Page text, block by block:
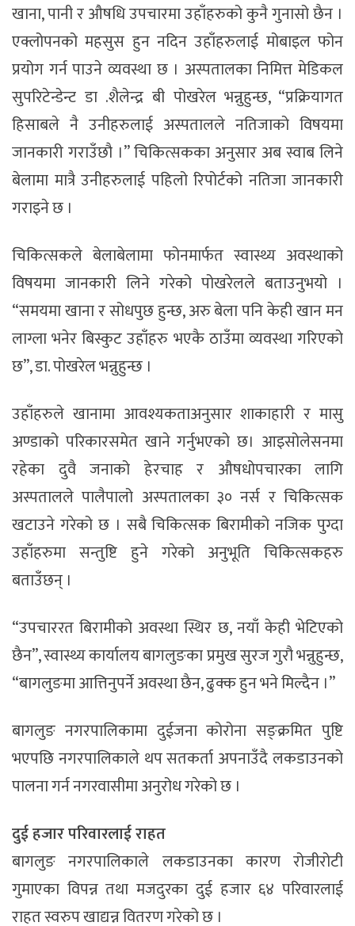
खाना, पानी र औषधि उपचारमा उहाँहरुको कुनै गुनासो छैन ।
एक्लोपनको महसुस हुन नदिन उहाँहरुलाई मोबाइल फोन
प्रयोग गर्न पाउने व्यवस्था छ । अस्पतालका निमित्त मेडिकल
सुपरिटेन्डेन्ट डा .शैलेन्द्र बी पोखरेल भन्नुहुन्छ, “प्रक्रियागत
हिसाबले नै उनीहरुलाई अस्पतालले नतिजाको विषयमा
जानकारी गराउँछौ ।” चिकित्सकका अनुसार अब स्वाब लिने
बेलामा मात्रै उनीहरुलाई पहिलो रिपोर्टको नतिजा जानकारी
गराइने छ ।
चिकित्सकले बेलाबेलामा फोनमार्फत स्वास्थ्य अवस्थाको
विषयमा जानकारी लिने गरेको पोखरेलले बताउनुभयो ।
“समयमा खाना र सोधपुछ हुन्छ, अरु बेला पनि केही खान मन
लाग्ला भनेर बिस्कुट उहाँहरु भएकै ठाउँमा व्यवस्था गरिएको
छ”, डा. पोखरेल भन्नुहुन्छ ।
उहाँहरुले खानामा आवश्यकताअनुसार शाकाहारी र मासु
अण्डाको परिकारसमेत खाने गर्नुभएको छ। आइसोलेसनमा
रहेका दुवै जनाको हेरचाह र औषधोपचारका लागि
अस्पतालले पालैपालो अस्पतालका ३० नर्स र चिकित्सक
खटाउने गरेको छ । सबै चिकित्सक बिरामीको नजिक पुग्दा
उहाँहरुमा सन्तुष्टि हुने गरेको अनुभूति चिकित्सकहरु
बताउँछन् ।
“उपचाररत बिरामीको अवस्था स्थिर छ, नयाँ केही भेटिएको
छैन”, स्वास्थ्य कार्यालय बागलुङका प्रमुख सुरज गुरौ भन्नुहुन्छ,
“बागलुङमा आत्तिनुपर्ने अवस्था छैन, ढुक्क हुन भने मिल्दैन ।”
बागलुङ नगरपालिकामा दुईजना कोरोना सङ्क्रमित पुष्टि
भएपछि नगरपालिकाले थप सतकर्ता अपनाउँदै लकडाउनको
पालना गर्न नगरवासीमा अनुरोध गरेको छ ।
दुई हजार परिवारलाई राहत
बागलुङ नगरपालिकाले लकडाउनका कारण रोजीरोटी
गुमाएका विपन्न तथा मजदुरका दुई हजार ६४ परिवारलाई
राहत स्वरुप खाद्यन्न वितरण गरेको छ ।